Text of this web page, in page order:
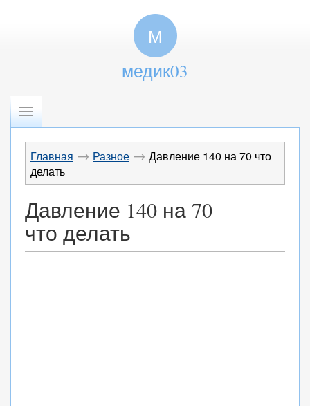
М
медик03
Главная → Разное → Давление 140 на 70 что
делать
Давление 140 на 70
что делать